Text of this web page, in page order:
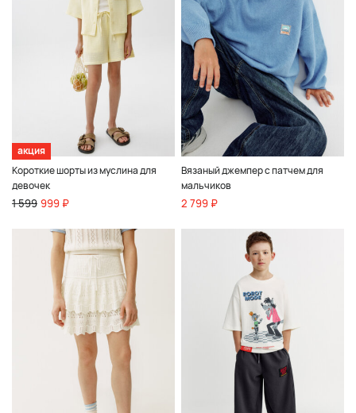
акция
Короткие шорты из муслина для
девочек
1 599 999 ₽
Вязаный джемпер с патчем для
мальчиков
2 799 ₽